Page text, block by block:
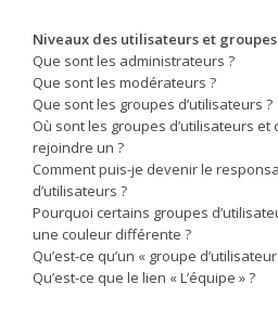
Niveaux des utilisateurs et
Que sont les administrateurs ?
Que sont les modérateurs ?
Que sont les groupes d’utilisateurs ?
Où sont les groupes d’utilisateurs et
rejoindre un ?
Comment puis-je devenir le
d’utilisateurs ?
Pourquoi certains groupes
une couleur différente ?
Qu’est-ce qu’un « groupe
Qu’est-ce que le lien « L’équipe » ?